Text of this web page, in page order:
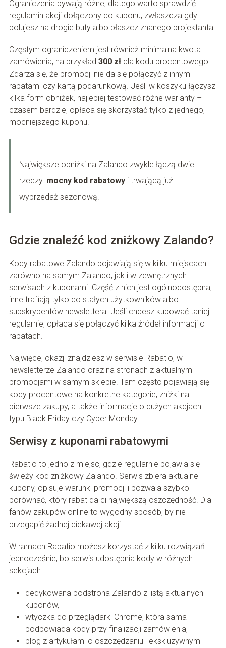
Ograniczenia bywają różne, dlatego warto sprawdzić
regulamin akcji dołączony do kuponu, zwłaszcza gdy
polujesz na drogie buty albo płaszcz znanego projektanta.
Częstym ograniczeniem jest również minimalna kwota
zamówienia, na przykład 300 złdla kodu procentowego.
Zdarza się, że promocji nie da się połączyć z innymi
rabatami czy kartą podarunkową. Jeśli w koszyku łączysz
kilka form obniżek, najlepiej testować różne warianty –
czasem bardziej opłaca się skorzystać tylko z jednego,
mocniejszego kuponu.
Największe obniżki na Zalando zwykle łączą dwie
rzeczy: mocny kod rabatowyi trwającą już
wyprzedaż sezonową.
Gdzie znaleźć kod zniżkowy Zalando?
Kody rabatowe Zalando pojawiają się w kilku miejscach –
zarówno na samym Zalando, jak i w zewnętrznych
serwisach z kuponami. Część z nich jest ogólnodostępna,
inne trafiają tylko do stałych użytkowników albo
subskrybentów newslettera. Jeśli chcesz kupować taniej
regularnie, opłaca się połączyć kilka źródeł informacji o
rabatach.
Najwięcej okazji znajdziesz w serwisie Rabatio, w
newsletterze Zalando oraz na stronach z aktualnymi
promocjami w samym sklepie. Tam często pojawiają się
kody procentowe na konkretne kategorie, zniżki na
pierwsze zakupy, a także informacje o dużych akcjach
typu Black Friday czy Cyber Monday.
Serwisy z kuponami rabatowymi
Rabatio to jedno z miejsc, gdzie regularnie pojawia się
świeży kod zniżkowy Zalando. Serwis zbiera aktualne
kupony, opisuje warunki promocji i pozwala szybko
porównać, który rabat da ci największą oszczędność. Dla
fanów zakupów online to wygodny sposób, by nie
przegapić żadnej ciekawej akcji.
W ramach Rabatio możesz korzystać z kilku rozwiązań
jednocześnie, bo serwis udostępnia kody w różnych
sekcjach:
dedykowana podstrona Zalando z listą aktualnych
kuponów,
wtyczka do przeglądarki Chrome, która sama
podpowiada kody przy finalizacji zamówienia,
blog z artykułami o oszczędzaniu i ekskluzywnymi